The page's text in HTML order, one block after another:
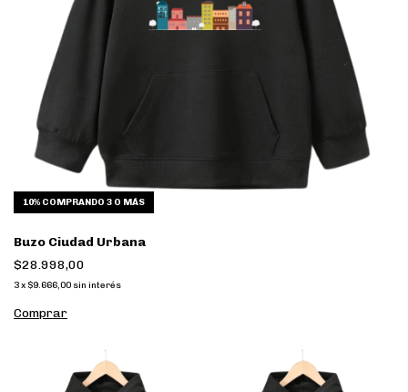
10% COMPRANDO 3 O MÁS
Buzo Ciudad Urbana
$28.998,00
3x $9.666,00 sin interés
Comprar